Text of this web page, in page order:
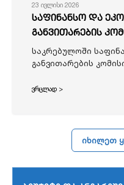
23 ივლისი 2026
საფინანსო და
განვითარების
საკრებულოში
განვითარების
ვრცლად >
იხილეთ